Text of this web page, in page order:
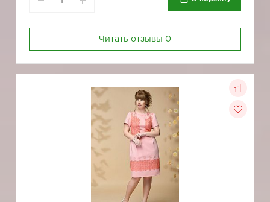
Читать отзывы 0